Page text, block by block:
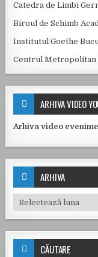
Catedra de Limbi
Biroul de Schimb
Institutul Goethe
Centrul Metropolitan
ARHIVA VIDEO
Arhiva video
ARHIVA
Arhiva
CĂUTARE